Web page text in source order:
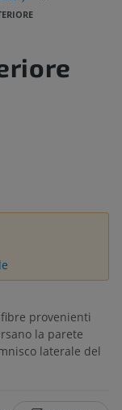
provenienti
la parete
laterale del